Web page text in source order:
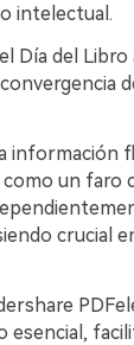
gratuitas.
descuento
de PDF.
intelectual.
Día del
información
un faro
crucial
esencial,